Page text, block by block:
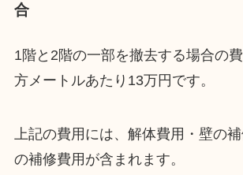
合
1階と2階の一部を撤去する場合の
方メートルあたり13万円です。
上記の費用には、解体費用・壁の
の補修費用が含まれます。